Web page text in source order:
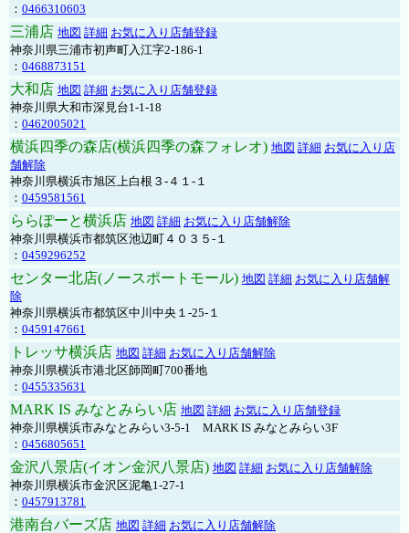
： 0466310603
三浦店 地図 詳細 お気に入り店舗登録
神奈川県三浦市初声町入江字2-186-1
： 0468873151
大和店 地図 詳細 お気に入り店舗登録
神奈川県大和市深見台1-1-18
： 0462005021
横浜四季の森店(横浜四季の森フォレオ) 地図 詳細 お気に入り店
舗解除
神奈川県横浜市旭区上白根３-４１-１
： 0459581561
ららぽーと横浜店 地図 詳細 お気に入り店舗解除
神奈川県横浜市都筑区池辺町４０３５-１
： 0459296252
センター北店(ノースポートモール) 地図 詳細 お気に入り店舗解
除
神奈川県横浜市都筑区中川中央１-25-１
： 0459147661
トレッサ横浜店 地図 詳細 お気に入り店舗解除
神奈川県横浜市港北区師岡町700番地
： 0455335631
MARK IS みなとみらい店 地図 詳細 お気に入り店舗登録
神奈川県横浜市みなとみらい3-5-1 MARK IS みなとみらい3F
： 0456805651
金沢八景店(イオン金沢八景店) 地図 詳細 お気に入り店舗解除
神奈川県横浜市金沢区泥亀1-27-1
： 0457913781
港南台バーズ店 地図 詳細 お気に入り店舗解除